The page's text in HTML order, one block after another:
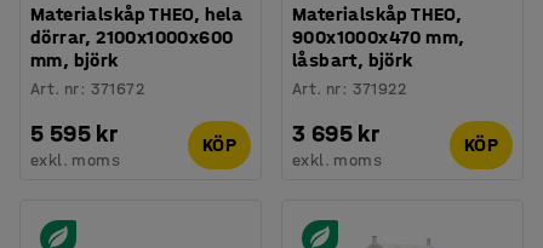
Materialskåp THEO, hela
dörrar, 2100x1000x600
mm, björk
Art. nr: 371672
5 595 kr
exkl. moms
KÖP
Materialskåp THEO,
900x1000x470 mm,
låsbart, björk
Art. nr: 371922
3 695 kr
exkl. moms
KÖP